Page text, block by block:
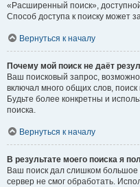
«Расширенный поиск»,
Способ доступа к поиску может
Вернуться к началу
Почему мой поиск не даёт
Ваш поисковый запрос,
включал много общих слов,
Будьте более конкретны и
поиска.
Вернуться к началу
В результате моего поиска я
Ваш поиск дал слишком большое
сервер не смог обработать.